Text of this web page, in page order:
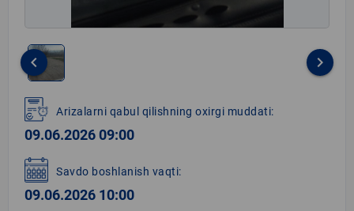
1
of
1
keyboard_arrow_left keyboard_arrow_right
Arizalarni qabul qilishning oxirgi muddati:
09.06.2026 09:00
Savdo boshlanish vaqti:
09.06.2026 10:00